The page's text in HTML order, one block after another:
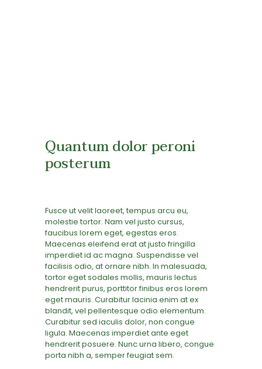
Quantum dolor peroni
posterum
Fusce ut velit laoreet, tempus arcu eu,
molestie tortor. Nam vel justo cursus,
faucibus lorem eget, egestas eros.
Maecenas eleifend erat at justo fringilla
imperdiet id ac magna. Suspendisse vel
facilisis odio, at ornare nibh. In malesuada,
tortor eget sodales mollis, mauris lectus
hendrerit purus, porttitor finibus eros lorem
eget mauris. Curabitur lacinia enim at ex
blandit, vel pellentesque odio elementum.
Curabitur sed iaculis dolor, non congue
ligula. Maecenas imperdiet ante eget
hendrerit posuere. Nunc urna libero, congue
porta nibh a, semper feugiat sem.